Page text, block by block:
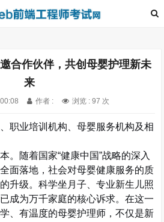
合作伙伴，共创母婴护理新未
来
作者 : 浏览 : 97 次
职业培训机构、母婴服务机构及相
。随着国家“健康中国”战略的深入
面落地，社会对母婴健康服务的质
升级。科学坐月子、专业新生儿照
成为万千家庭的核心诉求。在这一
、有温度的母婴护理师 ，不仅是新